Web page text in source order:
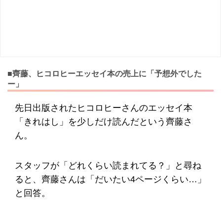
■齊藤、ヒコロヒーエッセイ本の売上に「予想外でした
ー」
先日出版されたヒコロヒーさんのエッセイ本
「きれはし」を少しだけ読んだという齊藤さ
ん。
スタッフが「どれくらい読まれてる？」と尋ね
ると、齊藤さんは「だいたい4ページくらい…」
と回答。